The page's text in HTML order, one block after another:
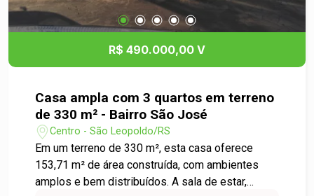
R$ 490.000,00 V
Casa ampla com 3 quartos em terreno
de 330 m² - Bairro São José
Centro - São Leopoldo/RS
Em um terreno de 330 m², esta casa oferece
153,71 m² de área construída, com ambientes
amplos e bem distribuídos. A sala de estar,